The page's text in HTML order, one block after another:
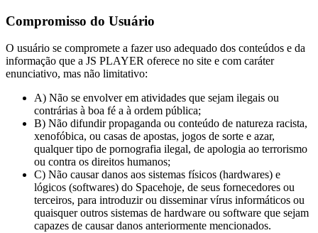
Compromisso do Usuário
O usuário se compromete a fazer uso adequado dos conteúdos e da
informação que a JS PLAYER oferece no site e com caráter
enunciativo, mas não limitativo:
A) Não se envolver em atividades que sejam ilegais ou
contrárias à boa fé a à ordem pública;
B) Não difundir propaganda ou conteúdo de natureza racista,
xenofóbica, ou casas de apostas, jogos de sorte e azar,
qualquer tipo de pornografia ilegal, de apologia ao terrorismo
ou contra os direitos humanos;
C) Não causar danos aos sistemas físicos (hardwares) e
lógicos (softwares) do Spacehoje, de seus fornecedores ou
terceiros, para introduzir ou disseminar vírus informáticos ou
quaisquer outros sistemas de hardware ou software que sejam
capazes de causar danos anteriormente mencionados.